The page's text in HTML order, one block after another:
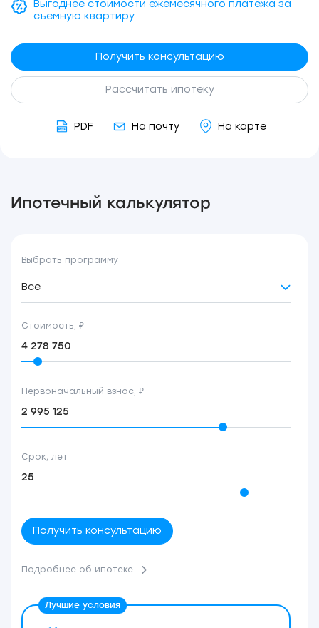
Выгоднее стоимости ежемесячного платежа за
съемную квартиру
Получить консультацию
Рассчитать ипотеку
PDF На почту На карте
Ипотечный калькулятор
Выбрать программу
Все
Стоимость, ₽
Первоначальный взнос, ₽
Срок, лет
Получить консультацию
Подробнее об ипотеке